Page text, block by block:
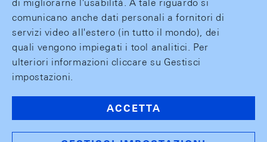
di migliorarne l'usabilità. A tale riguardo si
comunicano anche dati personali a fornitori di
servizi video all'estero (in tutto il mondo), dei
quali vengono impiegati i tool analitici. Per
ulteriori informazioni cliccare su Gestisci
impostazioni.
ACCETTA